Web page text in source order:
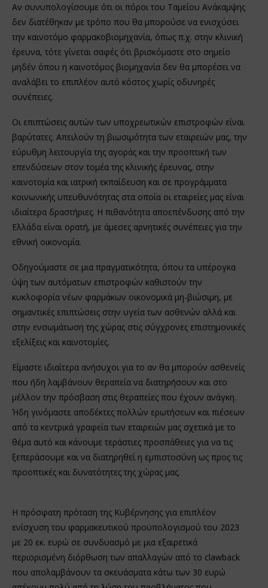
Αν συνυπολογίσουμε ότι οι πόροι του Ταμείου Ανάκαμψης
δεν διατέθηκαν με τρόπο που θα μπορούσε να ενισχύσει
την καινοτόμο φαρμακοβιομηχανία, όπως π.χ. στην κλινική
έρευνα, τότε γίνεται σαφές ότι βρισκόμαστε στο σημείο
μηδέν όπου η καινοτόμος βιομηχανία δεν θα μπορέσει να
αναλάβει το επιπλέον αυτό κόστος χωρίς οδυνηρές
συνέπειες.
Οι επιπτώσεις αυτών των υποχρεωτικών επιστροφών είναι
βαρύτατες. Απειλούν τη βιωσιμότητα των εταιρειών μας, την
εύρυθμη λειτουργία της αγοράς και την προοπτική των
επενδύσεων στον τομέα της κλινικής έρευνας, στην
καινοτομία και ιατρική εκπαίδευση και σε προγράμματα
κοινωνικής υπευθυνότητας στα οποία οι εταιρείες μας είναι
ιδιαίτερα δραστήριες. Η πιθανότητα αποεπένδυσης από την
Ελλάδα είναι ορατή, με άμεσες αρνητικές συνέπειες για την
εθνική οικονομία.
Οδηγούμαστε σε μια πραγματικότητα, όπου τα υπέρογκα
ύψη των αυτόματων επιστροφών καθιστούν την
κυκλοφορία νέων φαρμάκων οικονομικά μη-βιώσιμη, με
σημαντικές επιπτώσεις στην υγεία των ασθενών αλλά και
στην ενσωμάτωση της χώρας στις σύγχρονες επιστημονικές
εξελίξεις και καινοτομίες.
Είμαστε ιδιαίτερα ανήσυχοι για το αν θα μπορούν ασθενείς
που ήδη λαμβάνουν θεραπεία να διατηρήσουν και στο
μέλλον την πρόσβαση στις θεραπείες που έχουν ανάγκη.
Ήδη γινόμαστε αποδέκτες πολλών ερωτήσεων και πιέσεων
από τα κεντρικά γραφεία των εταιρειών μας σχετικά με το
θέμα αυτό και κάνουμε τεράστιες προσπάθειες για να τις
ξεπεράσουμε και να διατηρηθεί η εμπιστοσύνη ως προς τις
προοπτικές και δυνατότητες της χώρας μας.
Η πρόσφατη πρόταση της Κυβέρνησης για επιπλέον
ενίσχυση του φαρμακευτικού προϋπολογισμού του 2023
με 20 εκ. ευρώ σε συνδυασμό με μια εξαιρετικά
περιορισμένη διόρθωση των απαλλαγών από το clawback
που απολαμβάνουν τα σκευάσματα κάτω των 30 ευρώ